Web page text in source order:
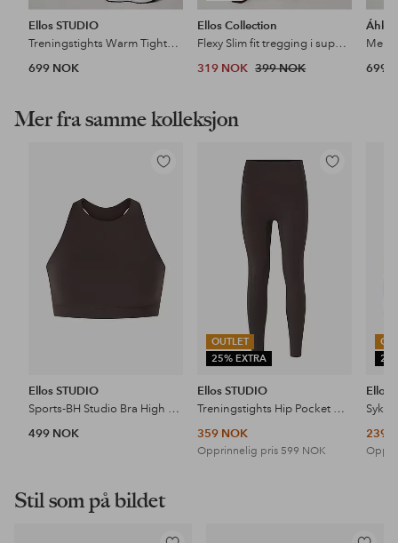
Ellos STUDIO
Treningstights Warm Tights Flat Front Core
699 NOK
Ellos Collection
Flexy Slim fit tregging i superstretch
319 NOK 399 NOK
699
Mer fra samme kolleksjon
Legg
Ellos STUDIO
Sports-BH Studio Bra High Neck Core
499 NOK
OUTLET
25% EXTRA
Legg
Ellos STUDIO
Treningstights Hip Pocket Core
359 NOK
Opprinnelig pris 599 NOK
Ellos
239
Stil som på bildet